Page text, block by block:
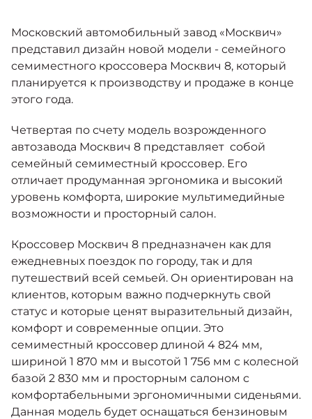
от 2 237 000 ₽*
Кроссовер, создающий равные
возможности
от 2 069 000 ₽*
Москвич 8
Практичный семиместный
от 3 125 000 ₽*
Кредитные программы
Спецпредложения
Калькулятор трейд-ин
Страховые программы
Моторное масло
СЕРВИСНЫЕ АКЦИИ
АКСЕССУАРЫ
КОНТАКТЫ
Московский автомобильный завод «Москвич»
представил дизайн новой модели - семейного
семиместного кроссовера Москвич 8, который
планируется к производству и продаже в конце
этого года.
Четвертая по счету модель возрожденного
автозавода Москвич 8 представляет собой
семейный семиместный кроссовер. Его
отличает продуманная эргономика и высокий
уровень комфорта, широкие мультимедийные
возможности и просторный салон.
Кроссовер Москвич 8 предназначен как для
ежедневных поездок по городу, так и для
путешествий всей семьей. Он ориентирован на
клиентов, которым важно подчеркнуть свой
статус и которые ценят выразительный дизайн,
комфорт и современные опции. Это
семиместный кроссовер длиной 4 824 мм,
шириной 1 870 мм и высотой 1 756 мм с колесной
базой 2 830 мм и просторным салоном с
комфортабельными эргономичными сиденьями.
Данная модель будет оснащаться бензиновым